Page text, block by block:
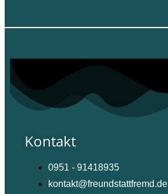
Kontakt
0951 - 91418935
kontakt@freundstattfremd.de